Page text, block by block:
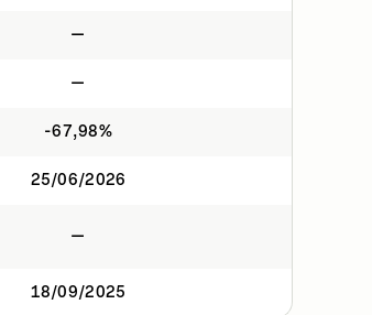
—
—
-67,98%
25/06/2026
—
18/09/2025